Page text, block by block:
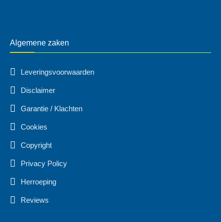
Algemene zaken
Leveringsvoorwaarden
Disclaimer
Garantie / Klachten
Cookies
Copyright
Privacy Policy
Herroeping
Reviews